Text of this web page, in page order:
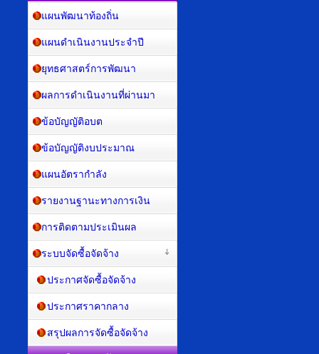
แผนพัฒนาท้องถิ่น
แผนดำเนินงานประจำปี
ยุทธศาสตร์การพัฒนา
ผลการดำเนินงานที่ผ่านมา
ข้อบัญญัติอบต
ข้อบัญญัติงบประมาณ
แผนอัตรากำลัง
รายงานฐานะทางการเงิน
การติดตามประเมินผล
ระบบจัดซื้อจัดจ้าง
ประกาศจัดซื้อจัดจ้าง
ประกาศราคากลาง
สรุปผลการจัดซื้อจัดจ้าง